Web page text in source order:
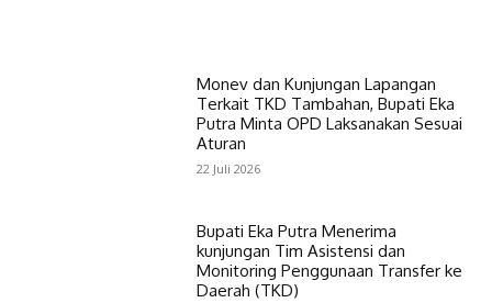
Monev dan Kunjungan Lapangan
Terkait TKD Tambahan, Bupati Eka
Putra Minta OPD Laksanakan Sesuai
Aturan
22 Juli 2026
Bupati Eka Putra Menerima
kunjungan Tim Asistensi dan
Monitoring Penggunaan Transfer ke
Daerah (TKD)